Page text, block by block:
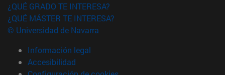
¿QUÉ GRADO TE INTERESA?
¿QUÉ MÁSTER TE INTERESA?
© Universidad de Navarra
Información legal
Accesibilidad